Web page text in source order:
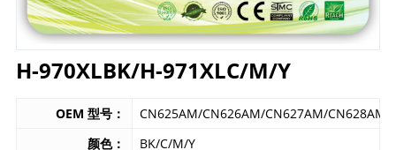
H-970XLBK/H-971XLC/M/Y
OEM 型号：
CN625AM/CN626AM/CN627AM/CN628AM
颜色：
BK/C/M/Y